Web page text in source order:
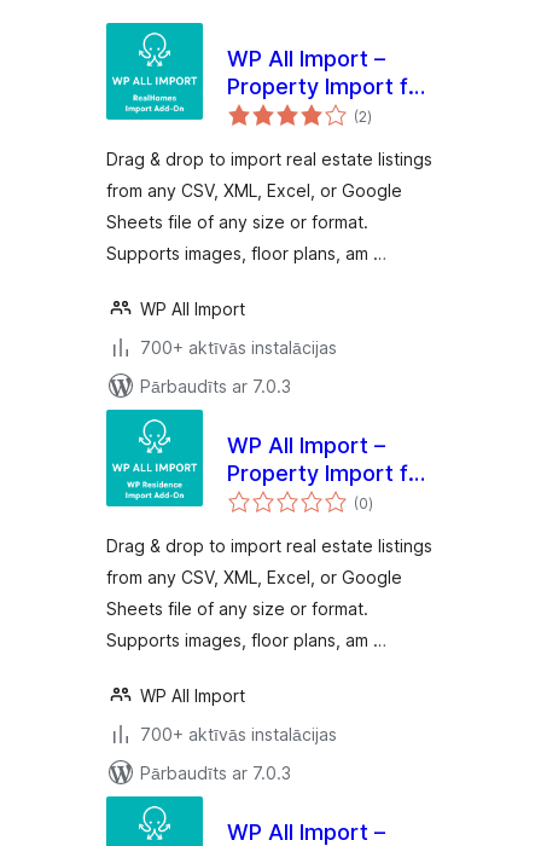
WP All Import –
Property Import for
RealHomes
(2vērtējumu
kopsumma
)
Drag & drop to import real estate listings
from any CSV, XML, Excel, or Google
Sheets file of any size or format.
Supports images, floor plans, am …
WP All Import
700+ aktīvās instalācijas
Pārbaudīts ar 7.0.3
WP All Import –
Property Import for
WP Residence
(0vērtējumu
kopsumma
)
Drag & drop to import real estate listings
from any CSV, XML, Excel, or Google
Sheets file of any size or format.
Supports images, floor plans, am …
WP All Import
700+ aktīvās instalācijas
Pārbaudīts ar 7.0.3
WP All Import –